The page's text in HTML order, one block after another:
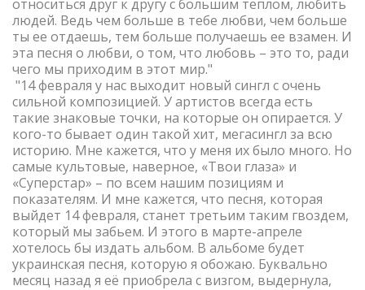
относиться друг к другу с большим теплом, любить
людей. Ведь чем больше в тебе любви, чем больше
ты ее отдаешь, тем больше получаешь ее взамен. И
эта песня о любви, о том, что любовь – это то, ради
чего мы приходим в этот мир."
"14 февраля у нас выходит новый сингл с очень
сильной композицией. У артистов всегда есть
такие знаковые точки, на которые он опирается. У
кого-то бывает один такой хит, мегасингл за всю
историю. Мне кажется, что у меня их было много. Но
самые культовые, наверное, «Твои глаза» и
«Суперстар» – по всем нашим позициям и
показателям. И мне кажется, что песня, которая
выйдет 14 февраля, станет третьим таким гвоздем,
который мы забьем. И этого в марте-апреле
хотелось бы издать альбом. В альбоме будет
украинская песня, которую я обожаю. Буквально
месяц назад я её приобрела с визгом, выдернула,